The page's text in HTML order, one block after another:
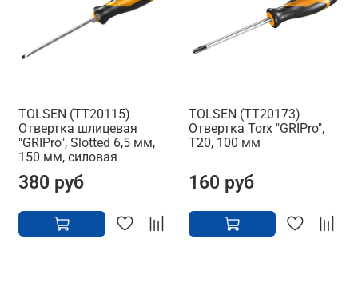
TOLSEN (TT20115)
Отвертка шлицевая
"GRIPro", Slotted 6,5 мм,
150 мм, силовая
380 руб
TOLSEN (TT20173)
Отвертка Torx "GRIPro",
Т20, 100 мм
160 руб